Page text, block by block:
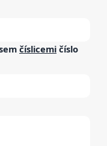
číslicemi číslo